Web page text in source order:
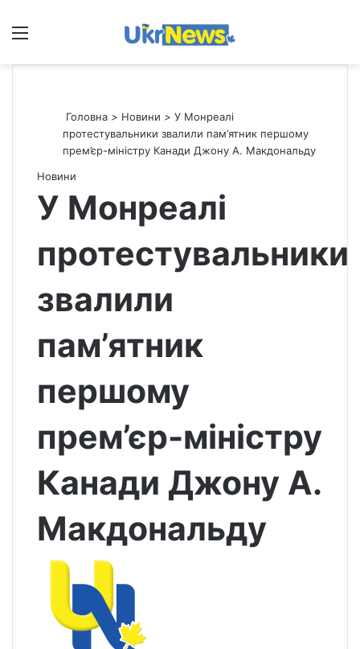
Меню
Головна > Новини > У Монреалі
протестувальники звалили пам’ятник першому
прем’єр-міністру Канади Джону А. Макдональду
Новини
У Монреалі
протестувальники
звалили
пам’ятник
першому
прем’єр-міністру
Канади Джону А.
Макдональду